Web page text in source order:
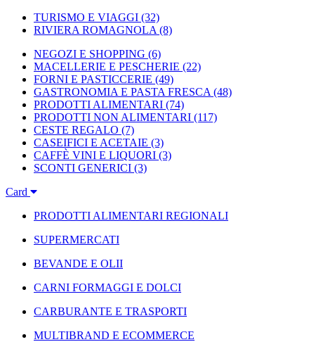
TURISMO E VIAGGI (32)
RIVIERA ROMAGNOLA (8)
NEGOZI E SHOPPING (6)
MACELLERIE E PESCHERIE (22)
FORNI E PASTICCERIE (49)
GASTRONOMIA E PASTA FRESCA (48)
PRODOTTI ALIMENTARI (74)
PRODOTTI NON ALIMENTARI (117)
CESTE REGALO (7)
CASEIFICI E ACETAIE (3)
CAFFÈ VINI E LIQUORI (3)
SCONTI GENERICI (3)
Card
PRODOTTI ALIMENTARI REGIONALI
SUPERMERCATI
BEVANDE E OLII
CARNI FORMAGGI E DOLCI
CARBURANTE E TRASPORTI
MULTIBRAND E ECOMMERCE